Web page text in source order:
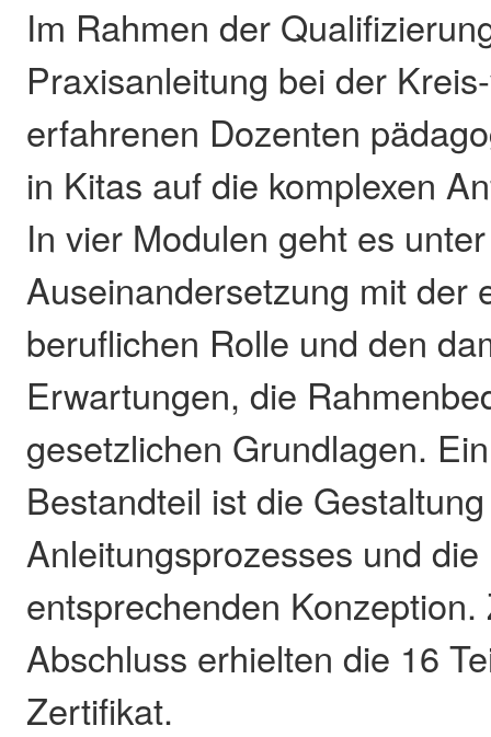
Im Rahmen der
Praxisanleitung bei der
erfahrenen Dozenten
in Kitas auf die komplexen
In vier Modulen geht es
Auseinandersetzung mit der
beruflichen Rolle und den
Erwartungen, die
gesetzlichen Grundlagen.
Bestandteil ist die
Anleitungsprozesses und
entsprechenden
Abschluss erhielten die 16
Zertifikat.